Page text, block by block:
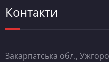
Контакти
Закарпатська обл.,